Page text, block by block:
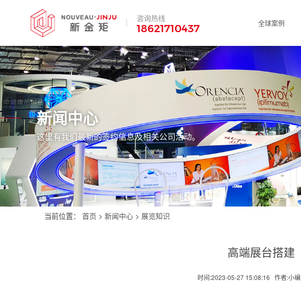
咨询热线
18621710437 全球案例
新闻中心
这里有我们最新的签约信息及相关公司活动。
当前位置： 首页 > 新闻中心 > 展览知识
高端展台搭建
时间:2023-05-27 15:08:16 作者:小编